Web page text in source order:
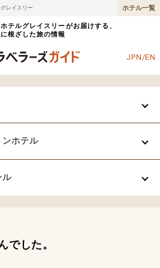
レイスリー ホテル一覧
テルグレイスリーがお届けする、
根ざした旅の情報
JPN/EN
ンホテル
ル
でした。